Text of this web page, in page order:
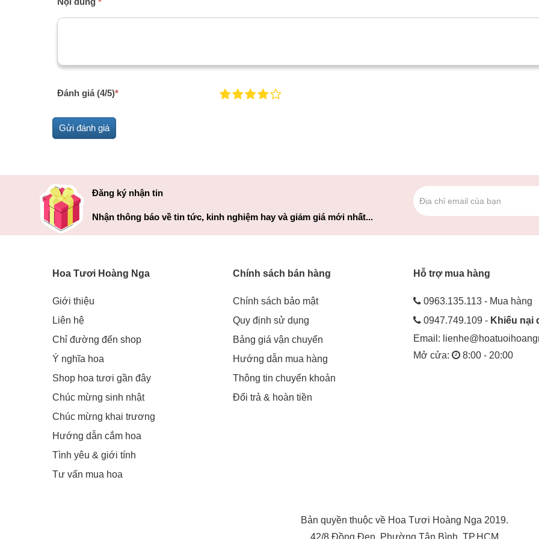
Đánh giá (4/5)*
Đăng ký nhận tin
Nhận thông báo về tin tức, kinh nghiệm hay và giảm giá mới nhất...
Hoa Tươi Hoàng Nga
Giới thiệu
Liên hệ
Chỉ đường đến shop
Ý nghĩa hoa
Shop hoa tươi gần đây
Chúc mừng sinh nhật
Chúc mừng khai trương
Hướng dẫn cắm hoa
Tình yêu & giới tính
Tư vấn mua hoa
Chính sách bán hàng
Chính sách bảo mật
Quy định sử dụng
Bảng giá vận chuyển
Hướng dẫn mua hàng
Thông tin chuyển khoản
Đổi trả & hoàn tiền
Hỗ trợ mua hàng
0963.135.113 - Mua hàng
0947.749.109 - Khiếu nại
Email:
Mở cửa:
8:00 - 20:00
Bản quyền thuộc về Hoa Tươi Hoàng Nga 2019.
42/8 Đồng Đen, Phường Tân Bình, TP.HCM